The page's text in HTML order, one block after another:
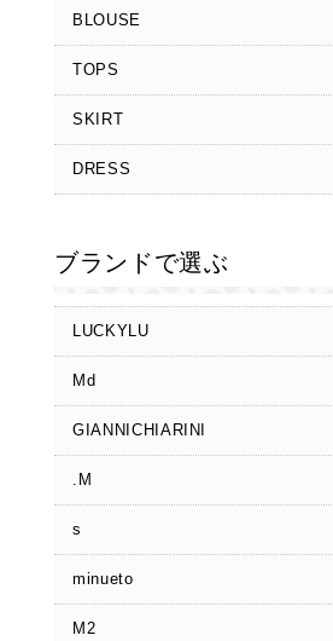
BLOUSE
TOPS
SKIRT
DRESS
ブランドで選ぶ
LUCKYLU
Md
GIANNICHIARINI
.M
s
minueto
M2